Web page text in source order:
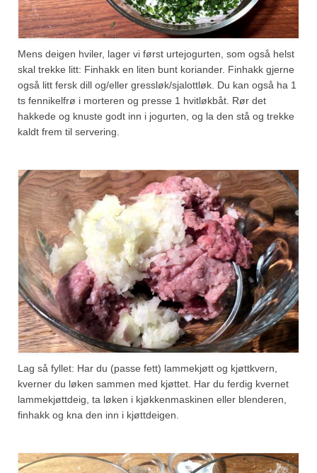
Mens deigen hviler, lager vi først urtejogurten, som også helst
skal trekke litt: Finhakk en liten bunt koriander. Finhakk gjerne
også litt fersk dill og/eller gressløk/sjalottløk. Du kan også ha 1
ts fennikelfrø i morteren og presse 1 hvitløkbåt. Rør det
hakkede og knuste godt inn i jogurten, og la den stå og trekke
kaldt frem til servering.
Lag så fyllet: Har du (passe fett) lammekjøtt og kjøttkvern,
kverner du løken sammen med kjøttet. Har du ferdig kvernet
lammekjøttdeig, ta løken i kjøkkenmaskinen eller blenderen,
finhakk og kna den inn i kjøttdeigen.